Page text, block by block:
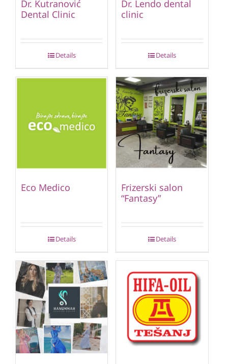
Dr. Kutranović
Dental Clinic
Details
Dr. Lendo dental
clinic
Details
Eco Medico
Details
Frizerski salon
“Fantasy”
Details